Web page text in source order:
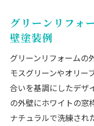
グリーンリフォ
壁塗装例
グリーンリフォームの
モスグリーンやオリー
合いを基調にしたデザ
の外壁にホワイトの窓
ナチュラルで洗練され